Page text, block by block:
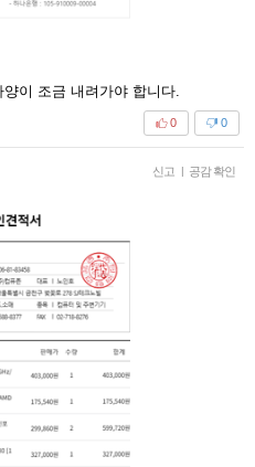
이 조금 내려가야 합니다.
0
0
신고 | 공감 확인